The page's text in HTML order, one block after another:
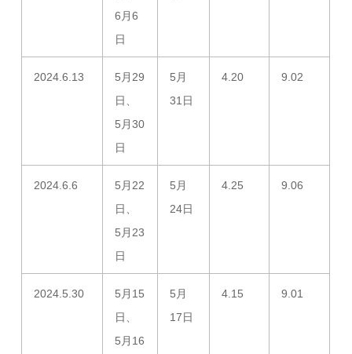
6月6
日
2024.6.13
5月29
日、
5月30
日
5月
31日
4.20 9.02
2024.6.6
5月22
日、
5月23
日
5月
24日
4.25 9.06
2024.5.30
5月15
日、
5月16
5月
17日
4.15 9.01